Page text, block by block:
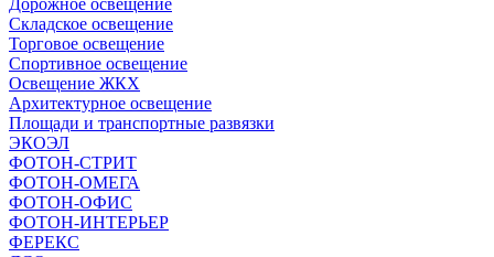
Дорожное освещение
Складское освещение
Торговое освещение
Спортивное освещение
Освещение ЖКХ
Архитектурное освещение
Площади и транспортные развязки
ЭКОЭЛ
ФОТОН-СТРИТ
ФОТОН-ОМЕГА
ФОТОН-ОФИС
ФОТОН-ИНТЕРЬЕР
ФЕРЕКС